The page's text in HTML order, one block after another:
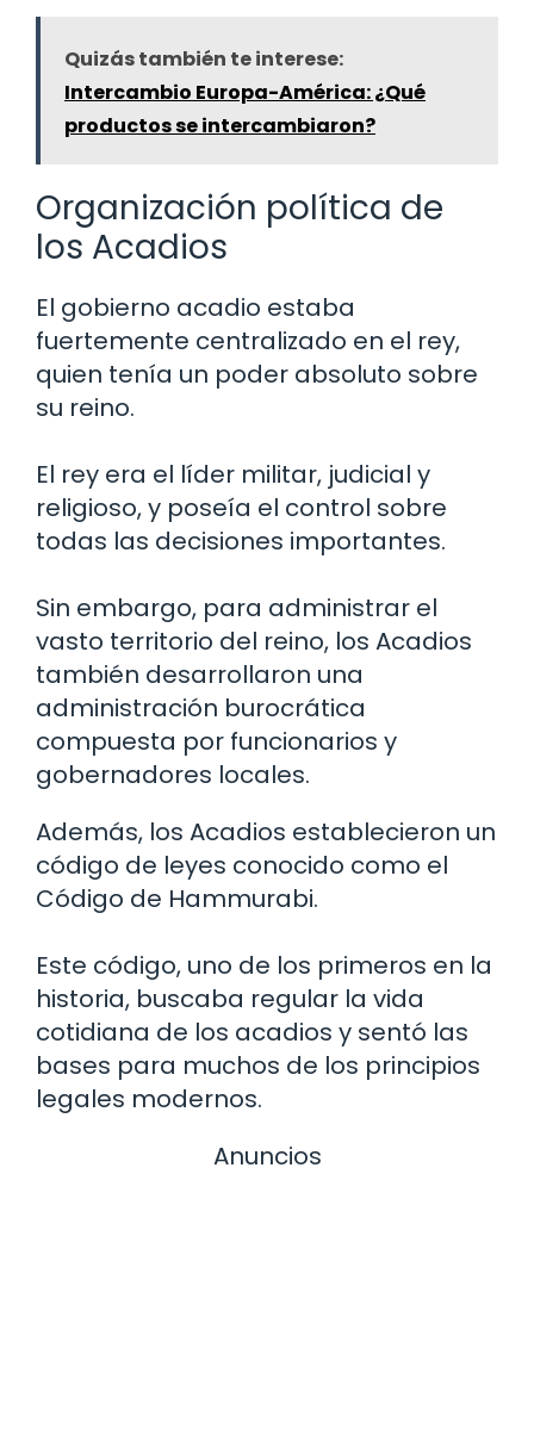
Quizás también te interese:
Intercambio Europa-América: ¿Qué
productos se intercambiaron?
Organización política de
los Acadios
El gobierno acadio estaba
fuertemente centralizado en el rey,
quien tenía un poder absoluto sobre
su reino.
El rey era el líder militar, judicial y
religioso, y poseía el control sobre
todas las decisiones importantes.
Sin embargo, para administrar el
vasto territorio del reino, los Acadios
también desarrollaron una
administración burocrática
compuesta por funcionarios y
gobernadores locales.
Además, los Acadios establecieron un
código de leyes conocido como el
Código de Hammurabi.
Este código, uno de los primeros en la
historia, buscaba regular la vida
cotidiana de los acadios y sentó las
bases para muchos de los principios
legales modernos.
Anuncios